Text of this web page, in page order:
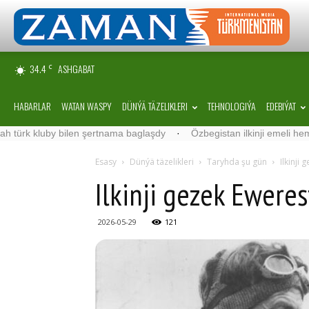
34.4 C ASHGABAT
HABARLAR WATAN WASPY DÜNÝÄ TÄZELIKLERI TEHNOLOGIÝA EDEBIÝAT
bilen şertnama baglaşdy · Özbegistan ilkinji emeli
Esasy Dünýä täzelikleri Taryhda şu gün Ilkinji
Ilkinji gezek
2026-05-29 121